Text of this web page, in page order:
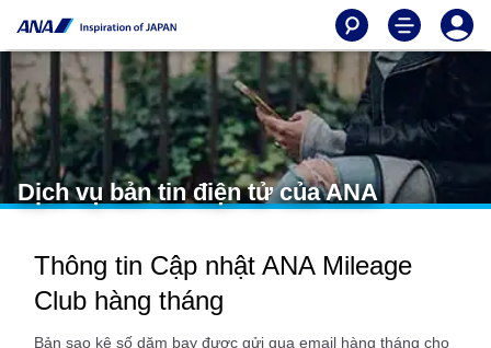
Dịch vụ bản tin điện tử của ANA
Thông tin Cập nhật ANA Mileage
Club hàng tháng
Bản sao kê số dặm bay được gửi qua email hàng tháng cho